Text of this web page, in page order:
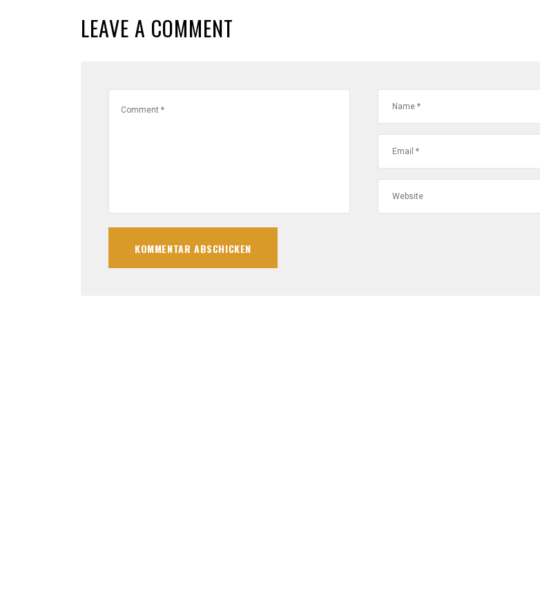
LEAVE A COMMENT